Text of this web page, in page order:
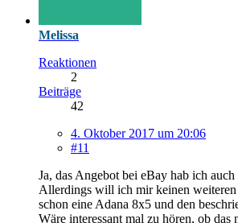
Melissa
Reaktionen
2
Beiträge
42
4. Oktober 2017 um 20:06
#11
Ja, das Angebot bei eBay hab ich auch
Allerdings will ich mir keinen
schon eine Adana 8x5 und den
Wäre interessant mal zu hören, ob das